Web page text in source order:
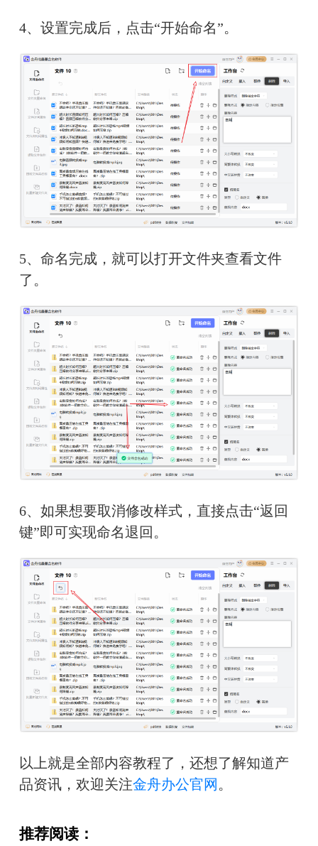
4、设置完成后，点击“开始命名”。
5、命名完成，就可以打开文件夹查看文件
了。
6、如果想要取消修改样式，直接点击“返回
键”即可实现命名退回。
以上就是全部内容教程了，还想了解知道产
品资讯，欢迎关注金舟办公官网。
推荐阅读：